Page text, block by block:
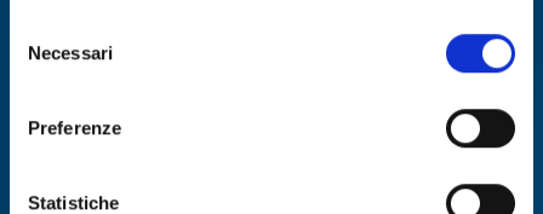
Per conoscere i dettagli, consulta la nostra cookie policy.
https://www.openinnovation.regione.lombardia.it/it/co
https://www.openinnovation.regione.lombardia.it/it/pr
delNecessari
Preferenze
Statistiche
PMI spagnola cerca partner per
progetto Horizon Europe su droni per
emergenze